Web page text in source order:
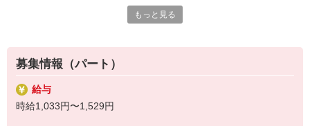
◇頑張った分、スタッフに還元！
・パートは特別手当の支給あり
★＼サービス・職種の魅力／
「今私たちに求められていることは何だろう」「どんな工夫をした
ら喜んでいただけるだろう」他職種で連携しながら創意工夫し支援
していきます。感謝の言葉を直接いただけたり、信頼関係を築いて
いくことができます。日勤のみで働け介護度も比較的高くないた
もっと見る
募集情報（パート）
給与
時給1,033円〜1,529円